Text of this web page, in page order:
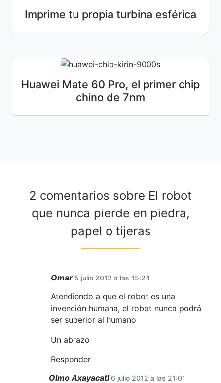
Imprime tu propia turbina esférica
Huawei Mate 60 Pro, el primer chip
chino de 7nm
2 comentarios sobre El robot
que nunca pierde en piedra,
papel o tijeras
Omar 5 julio 2012 a las 15:24
Atendiendo a que el robot es una
invención humana, el robot nunca podrá
ser superior al humano
Un abrazo
Responder
Olmo Axayacatl 6 julio 2012 a las 21:01